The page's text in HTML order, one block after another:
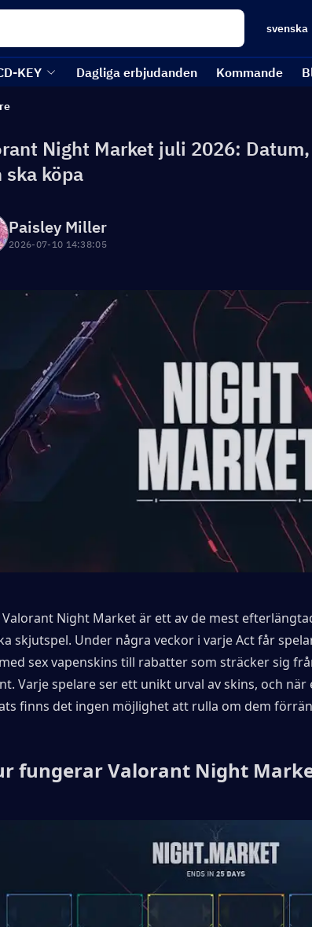
svenska
KEY Dagliga erbjudanden Kommande
Night Market juli 2026:
ska köpa
Paisley Miller
2026-07-10 14:38:05
Valorant Night Market är ett av de mest
skjutspel. Under några veckor i varje Act får
sex vapenskins till rabatter som sträcker sig
Varje spelare ser ett unikt urval av skins, och
finns det ingen möjlighet att rulla om dem
fungerar Valorant Night